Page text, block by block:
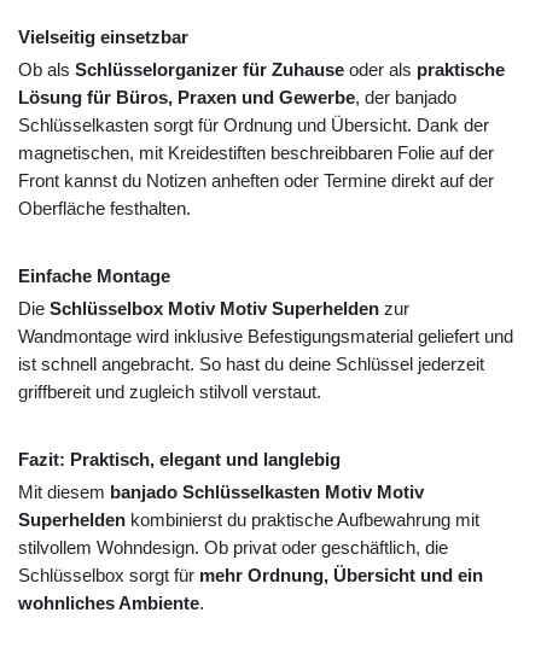
Vielseitig einsetzbar
Ob als Schlüsselorganizer für Zuhause oder als praktische
Lösung für Büros, Praxen und Gewerbe, der banjado
Schlüsselkasten sorgt für Ordnung und Übersicht. Dank der
magnetischen, mit Kreidestiften beschreibbaren Folie auf der
Front kannst du Notizen anheften oder Termine direkt auf der
Oberfläche festhalten.
Einfache Montage
Die Schlüsselbox Motiv Motiv Superhelden zur
Wandmontage wird inklusive Befestigungsmaterial geliefert und
ist schnell angebracht. So hast du deine Schlüssel jederzeit
griffbereit und zugleich stilvoll verstaut.
Fazit: Praktisch, elegant und langlebig
Mit diesem banjado Schlüsselkasten Motiv Motiv
Superhelden kombinierst du praktische Aufbewahrung mit
stilvollem Wohndesign. Ob privat oder geschäftlich, die
Schlüsselbox sorgt für mehr Ordnung, Übersicht und ein
wohnliches Ambiente.